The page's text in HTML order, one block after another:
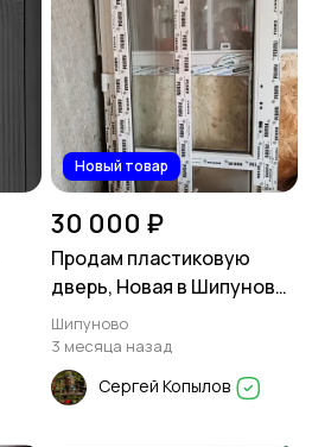
Новый товар
30 000 ₽
Продам пластиковую
дверь, Новая в Шипуново
❗❗❗
Шипуново
3 месяца назад
Сергей Копылов